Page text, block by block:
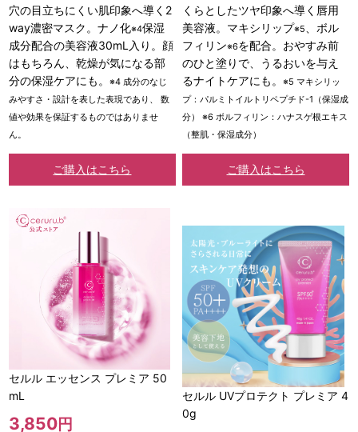
穴の目立ちにくい肌印象へ導く2
way濃密マスク。ナノ化※4保湿
成分配合の美容液30mL入り。顔
はもちろん、乾燥が気になる部
分の保湿ケアにも。※4 成分のなじ
みやすさ・設計を表した表現であり、 数
値や効果を保証するものではありませ
ん。
ご購入はこちら
くらとしたツヤ印象へ導く唇用
美容液。マキシリップ※5
、ボル
フィリン※6を配合。おやすみ前
のひと塗りで、うるおいを与え
るナイトケアにも。※5 マキシリッ
プ：パルミトイルトリペプチド-1（保湿成
分） ※6 ボルフィリン：ハナスゲ根エキス
（整肌・保湿成分）
ご購入はこちら
セルル エッセンス プレミア 50
mL
3,850円
セルル UVプロテクト プレミア 4
0g